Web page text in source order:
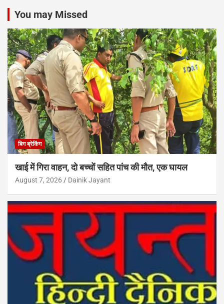
You may Missed
बिग ब्रेकिंग
खाई में गिरा वाहन, दो बच्चों सहित पांच की मौत, एक घायल
August 7, 2026 Dainik Jayant